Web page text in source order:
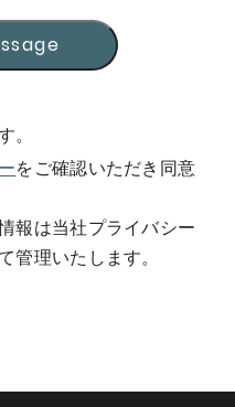
。
をご確認いただき同意
報は当社プライバシー
管理いたします。